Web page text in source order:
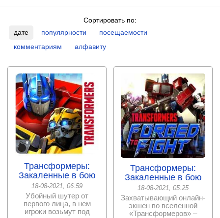
Сортировать по:
дате
популярности
посещаемости
комментариям
алфавиту
Трансформеры:
Закаленные в бою
18-08-2021, 06:59
Убойный шутер от
первого лица, в нем
игроки возьмут под
Трансформеры:
Закаленные в бою
18-08-2021, 05:25
Захватывающий онлайн-
экшен во вселенной
«Трансформеров» –